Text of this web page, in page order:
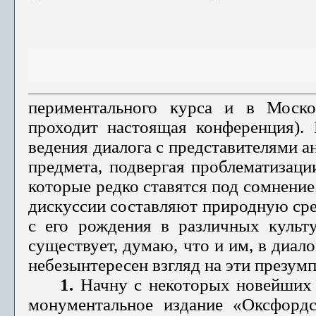
периментального курса и в
проходит настоящая
ведения диалога с
предмета, подвергая
которые редко ставятся под
дискуссии составляют при­родную
с его рождения в различных
существует, думаю, что и им, в
небезынтересен взгляд на эти
1. Начну с некоторых
монументальное издание